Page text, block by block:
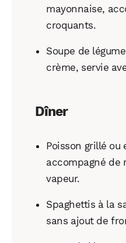
mayonnaise,
croquants.
Soupe de
crème, servie
Dîner
Poisson grillé ou
accompagné de
vapeur.
Spaghettis à la
sans ajout de